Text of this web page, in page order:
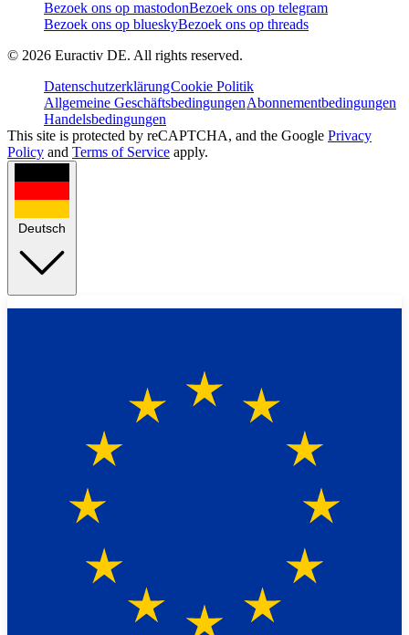
Bezoek ons op mastodonBezoek ons op telegram
Bezoek ons op blueskyBezoek ons op threads
© 2026 Euractiv DE. All rights reserved.
DatenschutzerklärungCookie Politik
Allgemeine GeschäftsbedingungenAbonnementbedingungen
Handelsbedingungen
This site is protected by reCAPTCHA, and the Google Privacy
Policy and Terms of Service apply.
Deutsch